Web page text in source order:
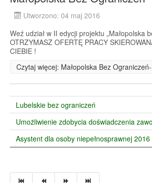
Utworzono: 04 maj 2016
Weź udział w II edycji projektu „Małopolska
OTRZYMASZ OFERTĘ PRACY
CIEBIE !
Czytaj więcej: Małopolska Bez
Lubelskie bez ograniczeń
Umożliwienie zdobycia doświadczenia
Asystent dla osoby niepełnosprawnej 2016